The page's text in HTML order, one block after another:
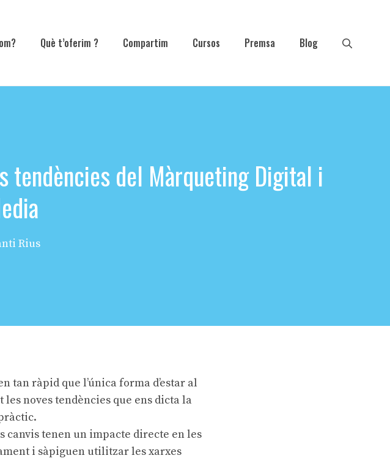
Què t’oferim ? Compartim Cursos Premsa Blog
tendències del Màrqueting Digital i
Rius
tan ràpid que l’única forma d’estar al
noves tendències que ens dicta la
canvis tenen un impacte directe en les
i sàpiguen utilitzar les xarxes